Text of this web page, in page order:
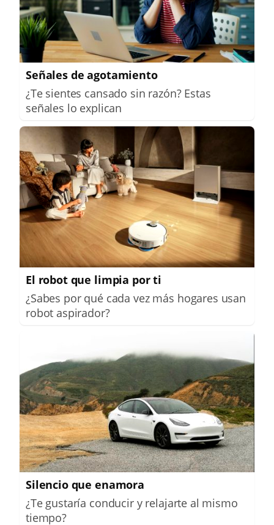
Señales de agotamiento
¿Te sientes cansado sin razón? Estas
señales lo explican
El robot que limpia por ti
¿Sabes por qué cada vez más hogares usan
robot aspirador?
Silencio que enamora
¿Te gustaría conducir y relajarte al mismo
tiempo?